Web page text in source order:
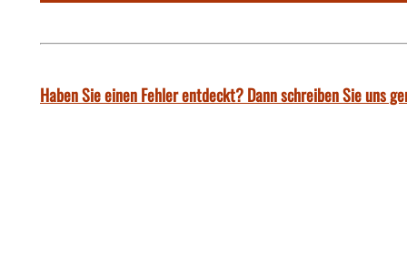
Haben Sie einen Fehler entdeckt? Dann schreiben Sie uns